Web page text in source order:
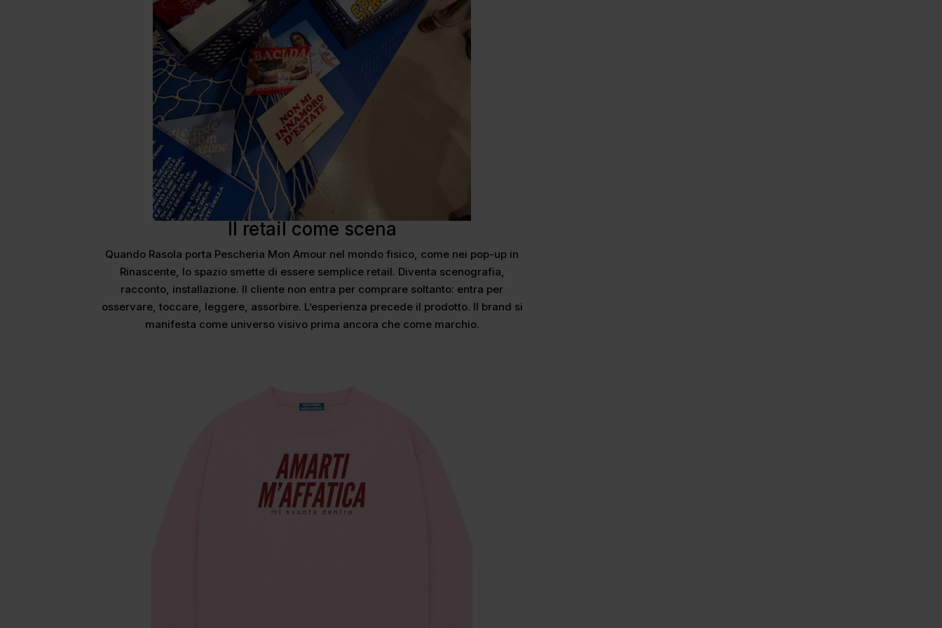
Il retail come scena
Quando Rasola porta Pescheria Mon Amour nel mondo fisico, come nei pop-up in
Rinascente, lo spazio smette di essere semplice retail. Diventa scenografia,
racconto, installazione. Il cliente non entra per comprare soltanto: entra per
osservare, toccare, leggere, assorbire. L’esperienza precede il prodotto. Il brand si
manifesta come universo visivo prima ancora che come marchio.